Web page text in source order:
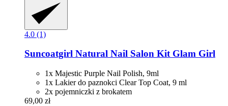
4.0 (1)
Suncoatgirl Natural Nail Salon Kit Glam Girl
1x Majestic Purple Nail Polish, 9ml
1x Lakier do paznokci Clear Top Coat, 9 ml
2x pojemniczki z brokatem
69,00 zł